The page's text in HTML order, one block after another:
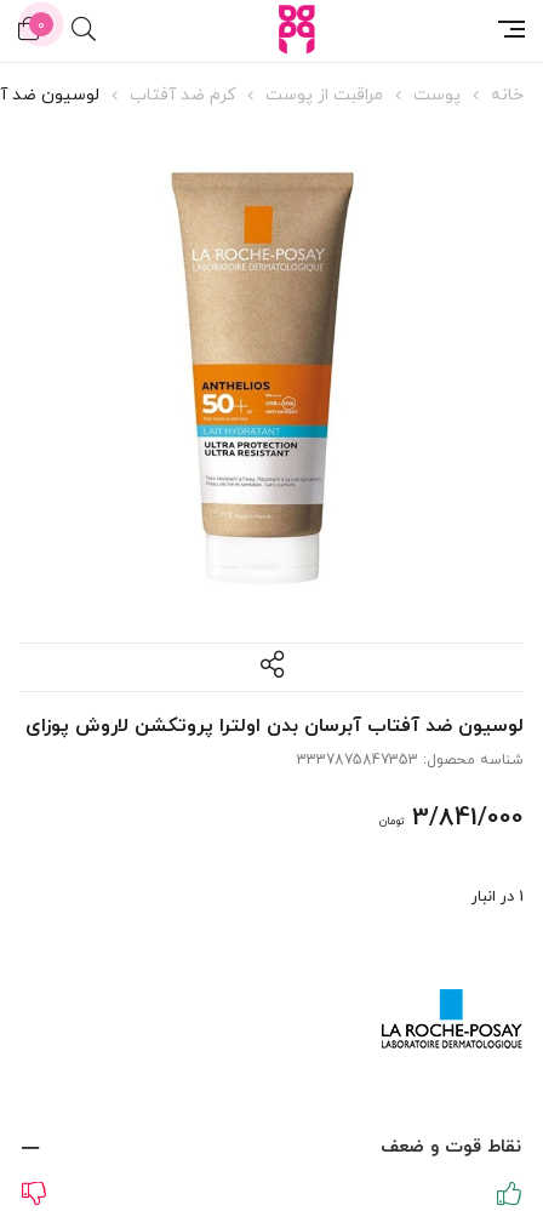
0
خانه پوست مراقبت از پوست کرم ضد آفتاب لوسیون ضد
لوسیون ضد آفتاب آبرسان بدن اولترا پروتکشن لاروش پوزای
شناسه محصول: 3337875847353
3/841/000 تومان
1 در انبار
نقاط قوت و ضعف